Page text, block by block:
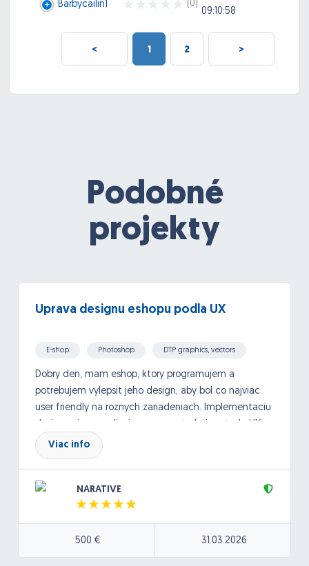
Barbycailin1 (0)
09:10:58
< 1 2 >
Podobné
projekty
Uprava designu eshopu podla UX
E-shop Photoshop DTP graphics, vectors
Dobry den, mam eshop, ktory programujem a
potrebujem vylepsit jeho design, aby bol co najviac
user friendly na roznych zariadeniach. Implementaciu
poradenstvo a navrh. Dolezite su skusenosti.
Viac info
NARATIVE
500 € 31.03.2026